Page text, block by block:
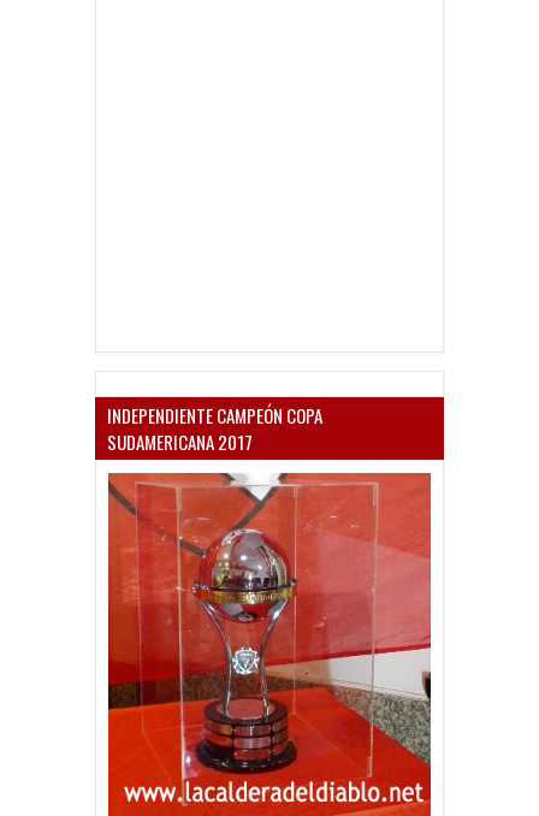
INDEPENDIENTE CAMPEÓN COPA
SUDAMERICANA 2017